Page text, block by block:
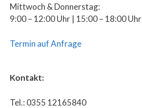
Mittwoch & Donnerstag:
9:00 – 12:00 Uhr | 15:00 – 18:00 Uhr
Termin auf Anfrage
Kontakt:
Tel.: 0355 12165840